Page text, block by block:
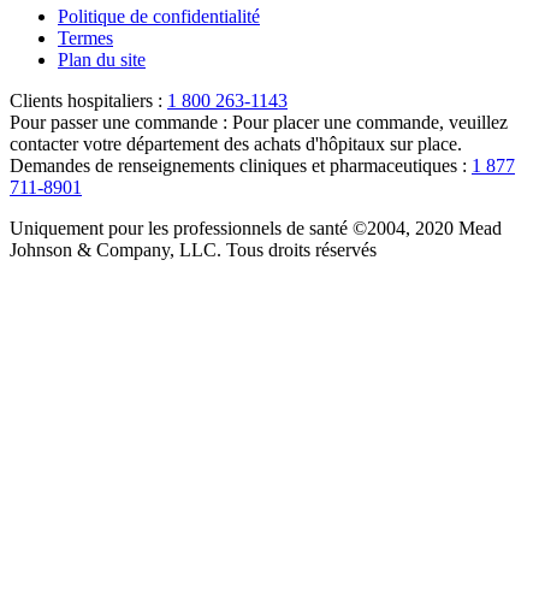
Politique de confidentialité
Termes
Plan du site
Clients hospitaliers : 1 800 263-1143
Pour passer une commande : Pour placer une commande, veuillez
contacter votre département des achats d'hôpitaux sur place.
Demandes de renseignements cliniques et pharmaceutiques : 1 877
711-8901
Uniquement pour les professionnels de santé ©2004, 2020 Mead
Johnson & Company, LLC. Tous droits réservés